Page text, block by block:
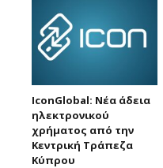
IconGlobal: Νέα άδεια
ηλεκτρονικού
χρήματος από την
Κεντρική Τράπεζα
Κύπρου